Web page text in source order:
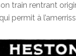
train rentrant
permit à